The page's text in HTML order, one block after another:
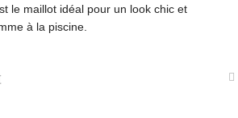
le maillot idéal pour un look chic et
à la piscine.